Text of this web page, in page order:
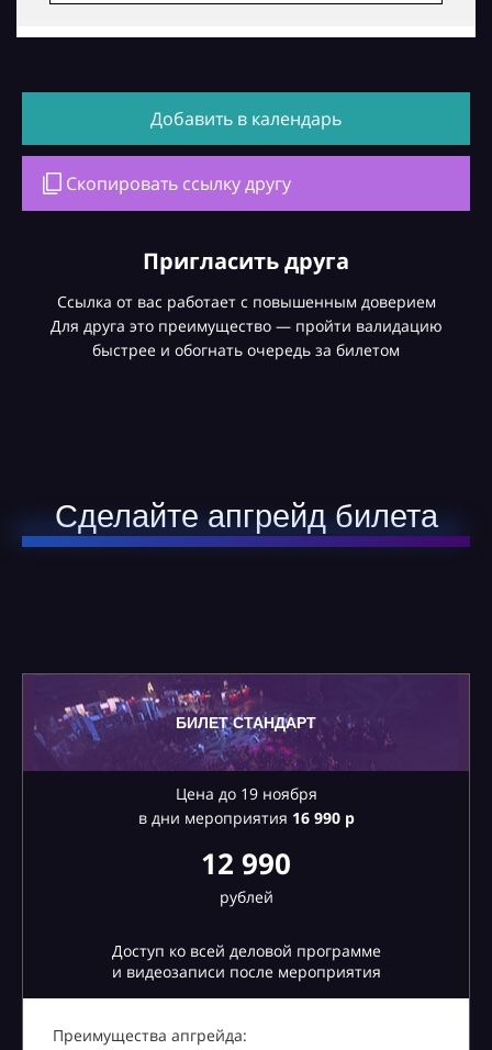
Добавить в календарь
Скопировать ссылку другу
Пригласить друга
Ссылка от вас работает с повышенным доверием
Для друга это преимущество — пройти валидацию
быстрее и обогнать очередь за билетом
Сделайте апгрейд билета
БИЛЕТ СТАНДАРТ
Цена до 19 ноября
в дни мероприятия 16990 р
12 990
рублей
Доступ ко всей деловой программе
и видеозаписи после мероприятия
Преимущества апгрейда: